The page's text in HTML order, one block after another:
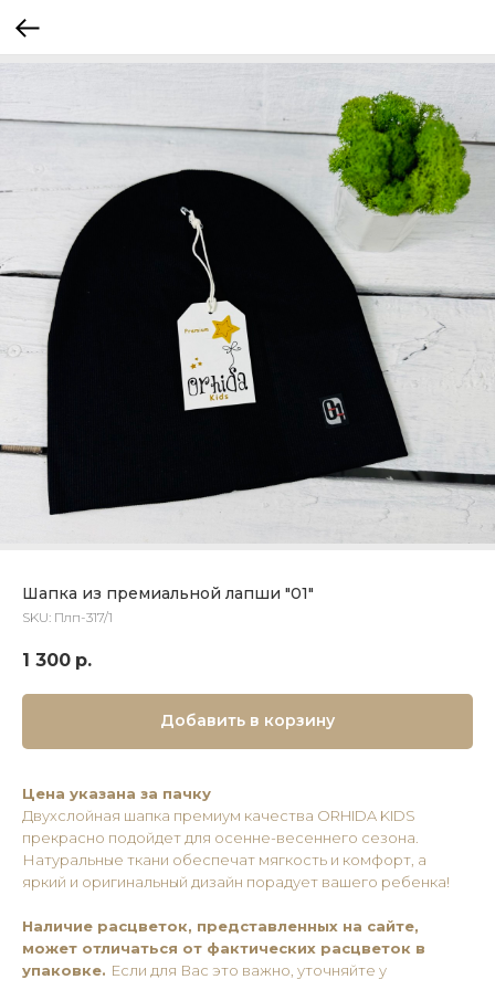
Шапка из премиальной лапши "01"
SKU: Плп-317/1
1 300 р.
Добавить в корзину
Цена указана за пачку
Двухслойная шапка премиум качества ORHIDA KIDS
прекрасно подойдет для осенне-весеннего сезона.
Натуральные ткани обеспечат мягкость и комфорт, а
яркий и оригинальный дизайн порадует вашего ребенка!
Наличие расцветок, представленных на сайте,
может отличаться от фактических расцветок в
упаковке. Если для Вас это важно, уточняйте у